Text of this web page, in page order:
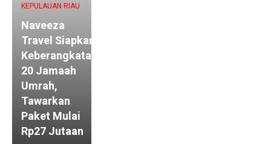
KEPULAUAN RIAU
Naveeza
Travel Siapkan
Keberangkatan
20 Jamaah
Umrah,
Tawarkan
Paket Mulai
Rp27 Jutaan